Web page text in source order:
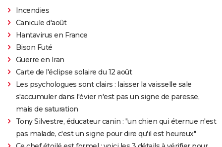
Incendies
Canicule d'août
Hantavirus en France
Bison Futé
Guerre en Iran
Carte de l'éclipse solaire du 12 août
Les psychologues sont clairs : laisser la vaisselle sale
s'accumuler dans l'évier n'est pas un signe de paresse,
mais de saturation
Tony Silvestre, éducateur canin : "un chien qui éternue n'est
pas malade, c'est un signe pour dire qu'il est heureux"